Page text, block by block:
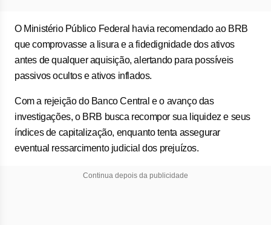
O Ministério Público Federal havia recomendado ao BRB
que comprovasse a lisura e a fidedignidade dos ativos
antes de qualquer aquisição, alertando para possíveis
passivos ocultos e ativos inflados.
Com a rejeição do Banco Central e o avanço das
investigações, o BRB busca recompor sua liquidez e seus
índices de capitalização, enquanto tenta assegurar
eventual ressarcimento judicial dos prejuízos.
Continua depois da publicidade